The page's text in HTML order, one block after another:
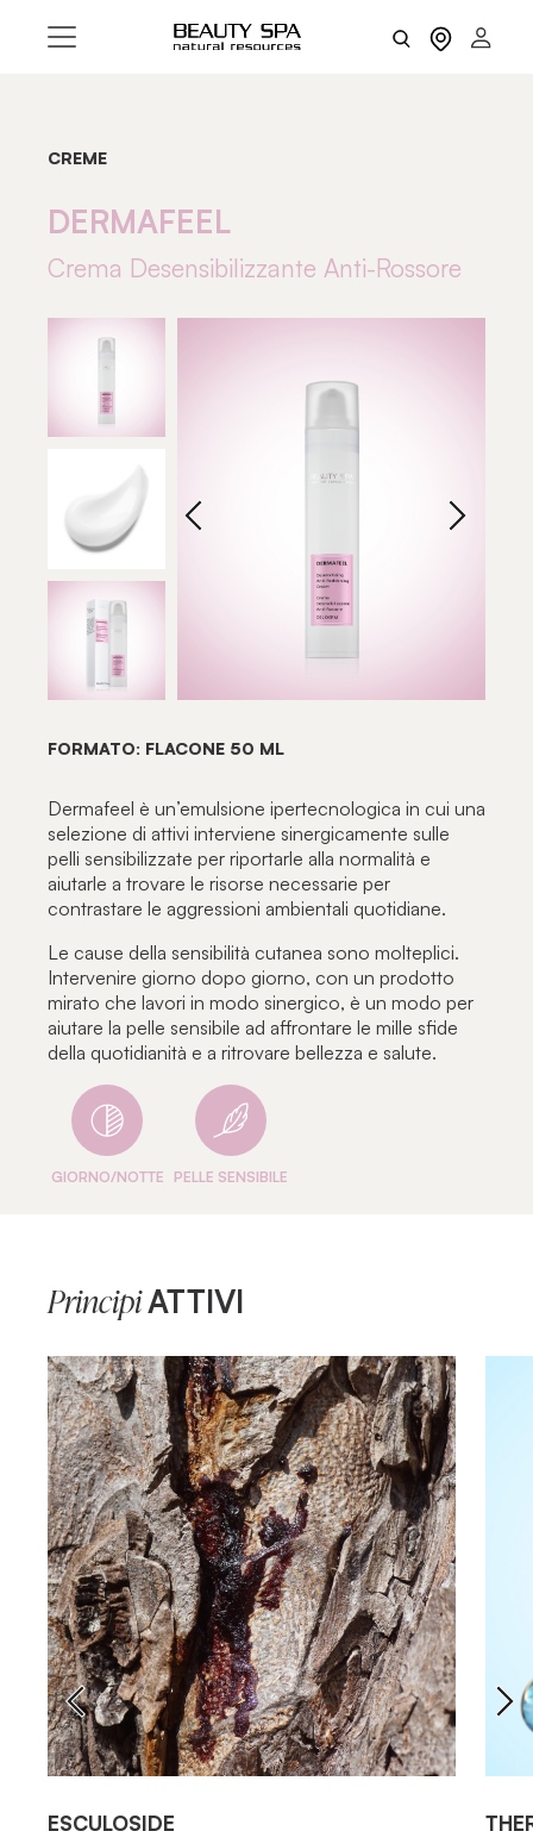
CREME
DERMAFEEL
Crema Desensibilizzante Anti-Rossore
FORMATO: FLACONE 50 ML
Dermafeel è un’emulsione ipertecnologica in cui una
selezione di attivi interviene sinergicamente sulle
pelli sensibilizzate per riportarle alla normalità e
aiutarle a trovare le risorse necessarie per
contrastare le aggressioni ambientali quotidiane.
Le cause della sensibilità cutanea sono molteplici.
Intervenire giorno dopo giorno, con un prodotto
mirato che lavori in modo sinergico, è un modo per
aiutare la pelle sensibile ad affrontare le mille sfide
della quotidianità e a ritrovare bellezza e salute.
GIORNO/NOTTE PELLE SENSIBILE
PrincipiATTIVI
ESCULOSIDE